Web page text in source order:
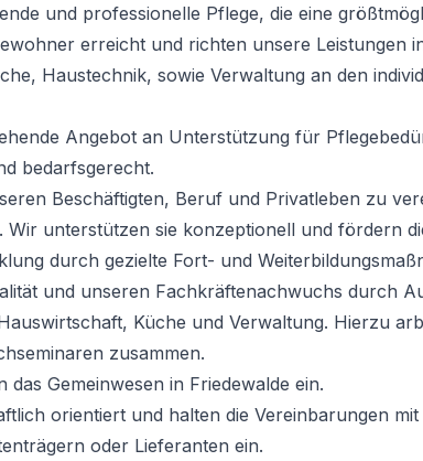
und professionelle Pflege, die eine
erreicht und richten unsere Leistungen
Haustechnik, sowie Verwaltung an den
Angebot an Unterstützung für
bedarfsgerecht.
Beschäftigten, Beruf und Privatleben zu
Wir unterstützen sie konzeptionell und fördern
durch gezielte Fort- und
und unseren Fachkräftenachwuchs durch
Küche und Verwaltung. Hierzu
zusammen.
Gemeinwesen in Friedewalde ein.
orientiert und halten die Vereinbarungen
oder Lieferanten ein.